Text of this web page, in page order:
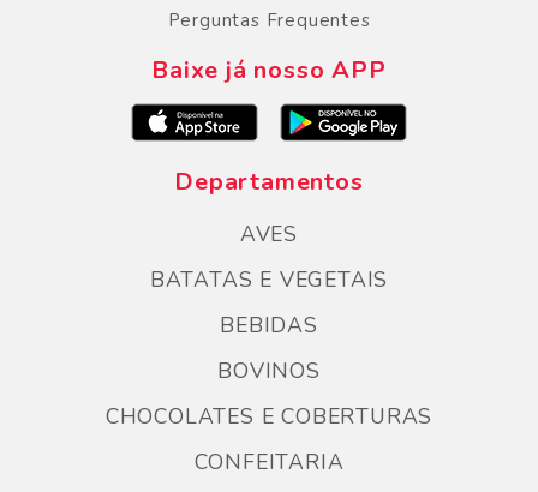
Perguntas Frequentes
Baixe já nosso APP
Departamentos
AVES
BATATAS E VEGETAIS
BEBIDAS
BOVINOS
CHOCOLATES E COBERTURAS
CONFEITARIA